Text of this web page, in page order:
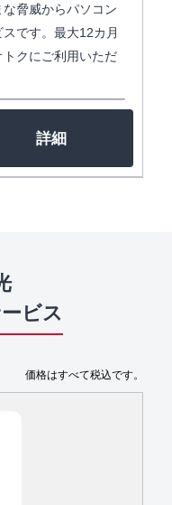
脅威からパソコン
です。最大12カ月
クにご利用いただ
ビス
価格はすべて税込です。